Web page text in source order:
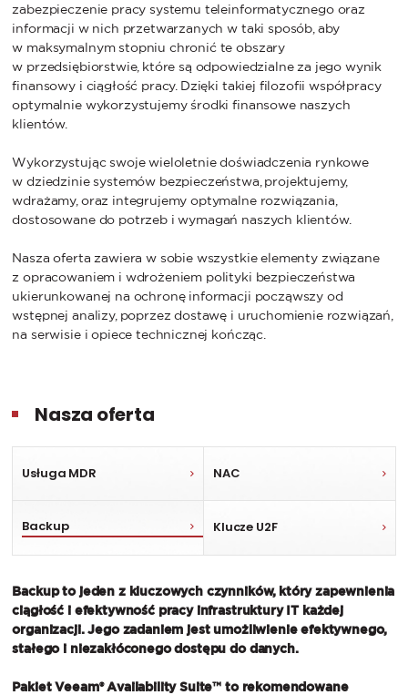
zabezpieczenie pracy systemu teleinformatycznego oraz
informacji w nich przetwarzanych w taki sposób, aby
w maksymalnym stopniu chronić te obszary
w przedsiębiorstwie, które są odpowiedzialne za jego wynik
finansowy i ciągłość pracy. Dzięki takiej filozofii współpracy
optymalnie wykorzystujemy środki finansowe naszych
klientów.
Wykorzystując swoje wieloletnie doświadczenia rynkowe
w dziedzinie systemów bezpieczeństwa, projektujemy,
wdrażamy, oraz integrujemy optymalne rozwiązania,
dostosowane do potrzeb i wymagań naszych klientów.
Nasza oferta zawiera w sobie wszystkie elementy związane
z opracowaniem i wdrożeniem polityki bezpieczeństwa
ukierunkowanej na ochronę informacji począwszy od
wstępnej analizy, poprzez dostawę i uruchomienie rozwiązań,
na serwisie i opiece technicznej kończąc.
Nasza oferta
Usługa MDR NAC
Backup Klucze U2F
Backup to jeden z kluczowych czynników, który zapewnienia
ciągłość i efektywność pracy infrastruktury IT każdej
organizacji. Jego zadaniem jest umożliwienie efektywnego,
stałego i niezakłóconego dostępu do danych.
Pakiet Veeam® Availability Suite™ to rekomendowane